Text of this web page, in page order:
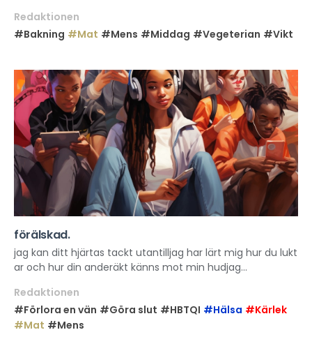
Redaktionen
#Bakning #Mat #Mens #Middag #Vegeterian #Vikt
förälskad.
jag kan ditt hjärtas tackt utantilljag har lärt mig hur du lukt
ar och hur din anderäkt känns mot min hudjag...
Redaktionen
#Förlora en vän #Göra slut #HBTQI #Hälsa #Kärlek
#Mat #Mens